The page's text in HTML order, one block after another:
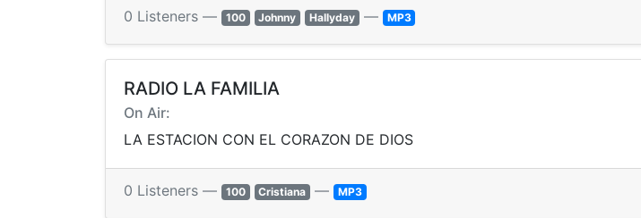
0 Listeners — 100 Johnny Hallyday — MP3
RADIO LA FAMILIA
On Air:
LA ESTACION CON EL CORAZON DE DIOS
0 Listeners — 100 Cristiana — MP3